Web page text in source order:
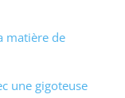
matière de
une gigoteuse